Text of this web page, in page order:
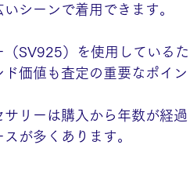
シーンで着用できます。
（SV925）を使用している
価値も査定の重要なポイン
サリーは購入から年数が経
が多くあります。